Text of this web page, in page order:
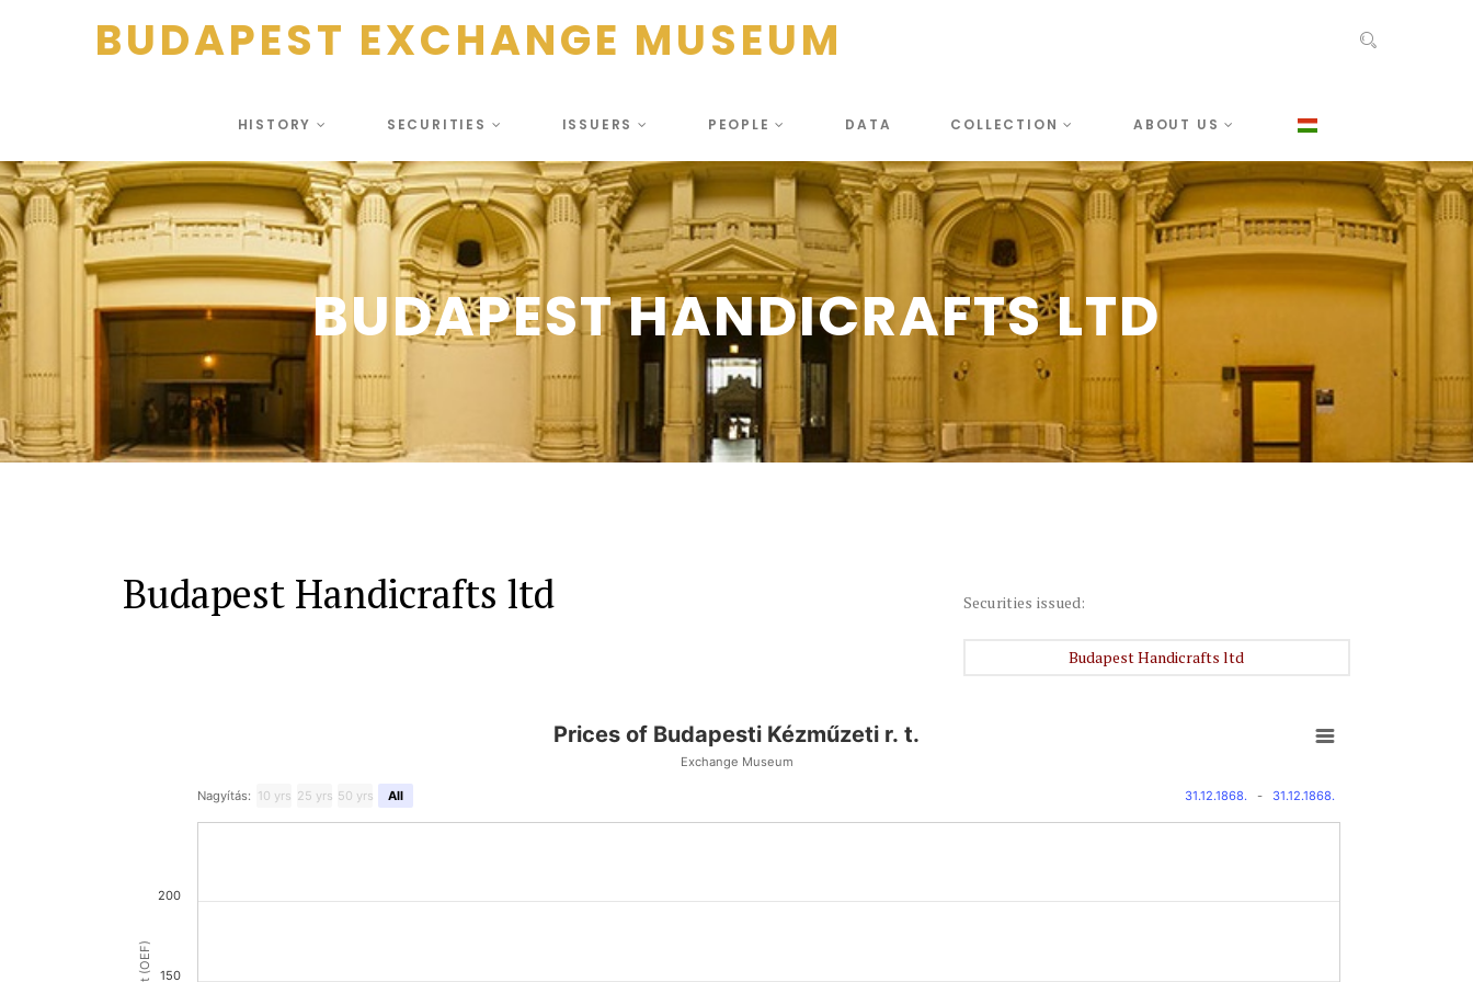
BUDAPEST EXCHANGE MUSEUM
HISTORY SECURITIES ISSUERS PEOPLE DATA COLLECTION ABOUT US
BUDAPEST HANDICRAFTS LTD
Budapest Handicrafts ltd Securities issued:
Budapest Handicrafts ltd
Prices of Budapesti Kézműzeti r. t.
Exchange Museum
Nagyítás: 10 yrs 25 yrs 50 yrs All 31.12.1868. - 31.12.1868.
150
200